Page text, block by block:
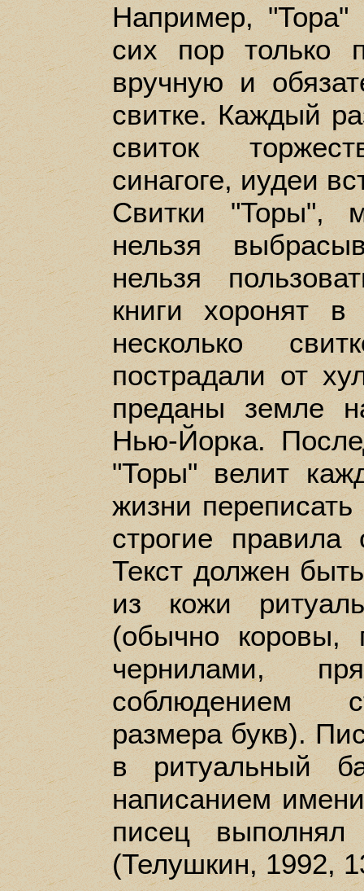
Например, "Тора"
сих пор только
вручную и
свитке. Каждый
свиток
синагоге, иудеи
Свитки "Торы",
нельзя
нельзя
книги хоронят
несколько
пострадали от
преданы земле
Нью-Йорка.
"Торы" велит
жизни
строгие
Текст должен
из кожи
(обычно коровы,
чернилами,
соблюдением
размера букв).
в ритуальный
написанием
писец
(Телушкин, 1992,